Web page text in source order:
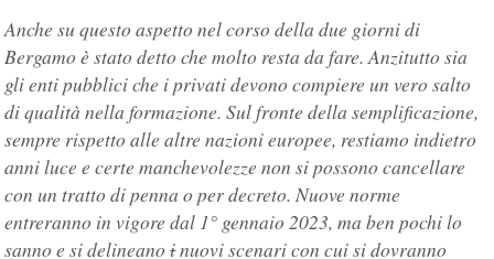
Anche su questo aspetto nel corso della due giorni di
Bergamo è stato detto che molto resta da fare. Anzitutto sia
gli enti pubblici che i privati devono compiere un vero salto
di qualità nella formazione. Sul fronte della semplificazione,
sempre rispetto alle altre nazioni europee, restiamo indietro
anni luce e certe manchevolezze non si possono cancellare
con un tratto di penna o per decreto. Nuove norme
entreranno in vigore dal 1° gennaio 2023, ma ben pochi lo
sanno e si delineanoinuovi scenari con cui si dovranno